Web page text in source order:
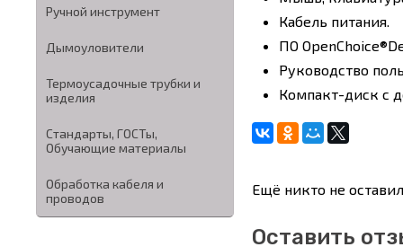
Ручной инструмент
Дымоуловители
Термоусадочные трубки и
изделия
Стандарты, ГОСТы,
Обучающие материалы
Обработка кабеля и
проводов
Кабель питания.
ПО
Руководство
Компакт-диск с
Ещё никто не
Оставить